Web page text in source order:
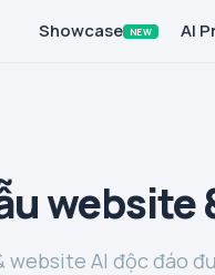
Showcase NEW AI
website
website AI độc đáo